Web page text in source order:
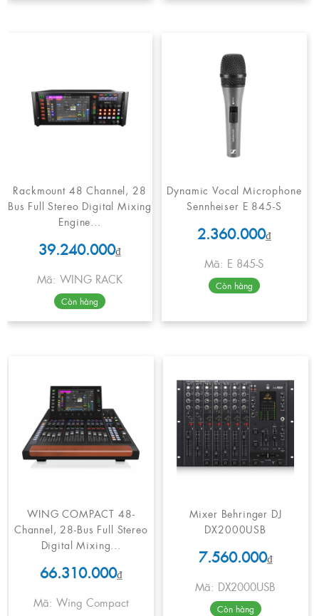
Rackmount 48 Channel, 28
Bus Full Stereo Digital Mixing
Engine...
39.240.000₫
Mã: WING RACK
Còn hàng
Dynamic Vocal Microphone
Sennheiser E 845-S
2.360.000₫
Mã: E 845-S
Còn hàng
WING COMPACT 48-
Channel, 28-Bus Full Stereo
Digital Mixing...
66.310.000₫
Mã: Wing Compact
Mixer Behringer DJ
DX2000USB
7.560.000₫
Mã: DX2000USB
Còn hàng